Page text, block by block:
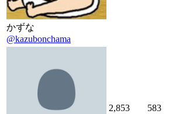
かずな
@kazubonchama
2,853 583